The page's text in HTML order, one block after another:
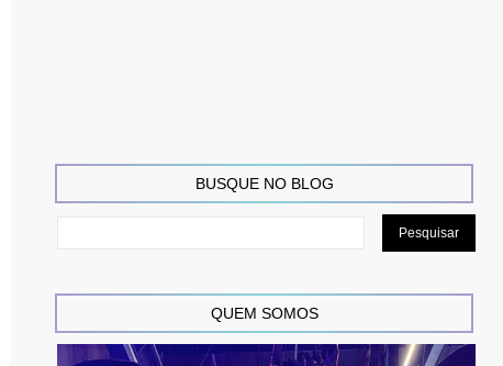
BUSQUE NO BLOG
QUEM SOMOS